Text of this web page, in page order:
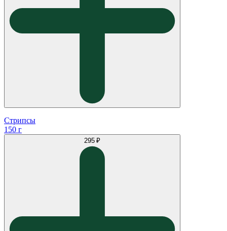
Стрипсы
150 г
295 ₽